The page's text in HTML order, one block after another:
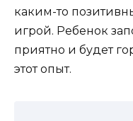
каким-то
игрой. Ребенок
приятно и будет
этот опыт.